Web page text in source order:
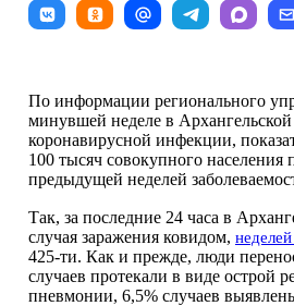
По информации регионального
минувшей неделе в Архангельской
коронавирусной инфекции,
100 тысяч совокупного
предыдущей неделей
Так, за последние 24 часа в
случая заражения ковидом,
425-ти. Как и прежде, люди
случаев протекали в виде острой
пневмонии, 6,5% случаев